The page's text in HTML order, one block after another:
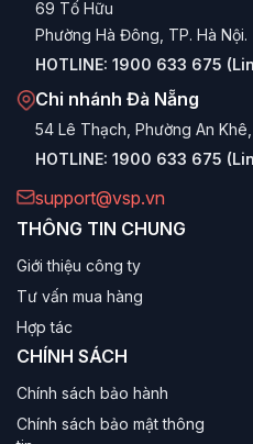
69 Tố Hữu
Phường Hà Đông, TP. Hà Nội.
HOTLINE: 1900 633 675
Chi nhánh Đà Nẵng
54 Lê Thạch, Phường An
HOTLINE: 1900 633 675
support@vsp.vn
THÔNG TIN CHUNG
Giới thiệu công ty
Tư vấn mua hàng
Hợp tác
CHÍNH SÁCH
Chính sách bảo hành
Chính sách bảo mật thông